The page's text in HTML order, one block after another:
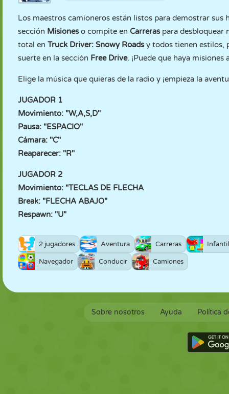
Los maestros camioneros están listos para demostrar sus
sección Misioneso compite en Carreraspara desbloquear
total en Truck Driver: Snowy Roadsy todos tienen estilos,
suerte en la sección Free Drive. ¡Puede que haya
Elige la música que quieras de la radio y ¡empieza la
JUGADOR 1
Movimiento: "W,A,S,D"
Pausa: "ESPACIO"
Cámara: "C"
Reaparecer: "R"
JUGADOR 2
Movimiento: "TECLAS DE FLECHA
Break: "FLECHA ABAJO"
Respawn: "U"
2 jugadores Aventura Carreras
Navegador Conducir Camiones
Sobre nosotros Ayuda Política